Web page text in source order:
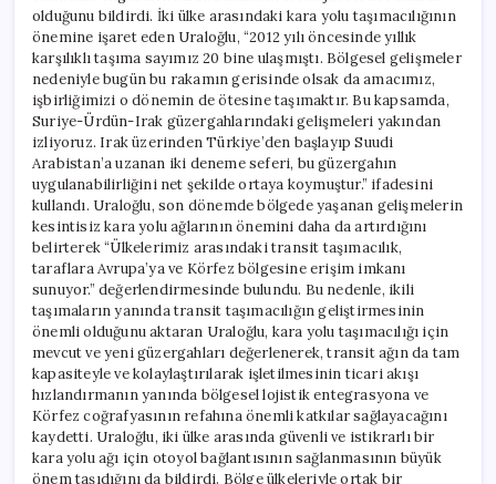
olduğunu bildirdi. İki ülke arasındaki kara yolu taşımacılığının
önemine işaret eden Uraloğlu, “2012 yılı öncesinde yıllık
karşılıklı taşıma sayımız 20 bine ulaşmıştı. Bölgesel gelişmeler
nedeniyle bugün bu rakamın gerisinde olsak da amacımız,
işbirliğimizi o dönemin de ötesine taşımaktır. Bu kapsamda,
Suriye-Ürdün-Irak güzergahlarındaki gelişmeleri yakından
izliyoruz. Irak üzerinden Türkiye’den başlayıp Suudi
Arabistan’a uzanan iki deneme seferi, bu güzergahın
uygulanabilirliğini net şekilde ortaya koymuştur.” ifadesini
kullandı. Uraloğlu, son dönemde bölgede yaşanan gelişmelerin
kesintisiz kara yolu ağlarının önemini daha da artırdığını
belirterek “Ülkelerimiz arasındaki transit taşımacılık,
taraflara Avrupa’ya ve Körfez bölgesine erişim imkanı
sunuyor.” değerlendirmesinde bulundu. Bu nedenle, ikili
taşımaların yanında transit taşımacılığın geliştirmesinin
önemli olduğunu aktaran Uraloğlu, kara yolu taşımacılığı için
mevcut ve yeni güzergahları değerlenerek, transit ağın da tam
kapasiteyle ve kolaylaştırılarak işletilmesinin ticari akışı
hızlandırmanın yanında bölgesel lojistik entegrasyona ve
Körfez coğrafyasının refahına önemli katkılar sağlayacağını
kaydetti. Uraloğlu, iki ülke arasında güvenli ve istikrarlı bir
kara yolu ağı için otoyol bağlantısının sağlanmasının büyük
önem taşıdığını da bildirdi. Bölge ülkeleriyle ortak bir